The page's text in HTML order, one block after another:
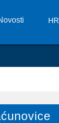
HR